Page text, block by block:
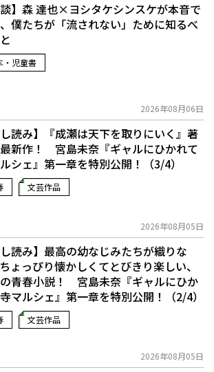
談】森 達也×ヨシタケシンスケが本音で
僕たちが「流されない」ために知るべ
・児童書
2026年08月06日
し読み】『成瀬は天下を取りにいく』著
新作！ 宮島未奈『ギャルにひかれて
シェ』第一章を特別公開！（3/4）
文芸作品
2026年08月05日
し読み】最高の幼なじみたちが織りな
ょっぴり懐かしくてとびきり楽しい、
青春小説！ 宮島未奈『ギャルにひか
マルシェ』第一章を特別公開！（2/4）
文芸作品
2026年08月05日